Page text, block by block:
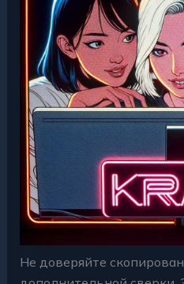
Не доверяйте